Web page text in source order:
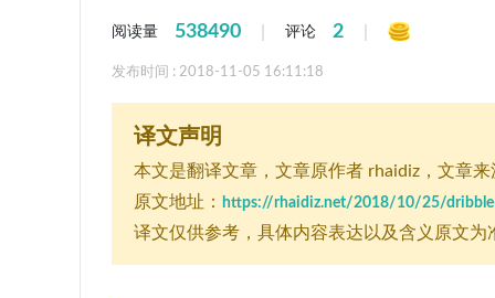
阅读量 538490 评论 2
发布时间 : 2018-11-05 16:11:18
译文声明
本文是翻译文章 ，文章原作者 rhaidiz ，文章
原文地址：
https://rhaidiz.net/2018/10/25/
译文仅供参考，具体内容表达以及含义原文为